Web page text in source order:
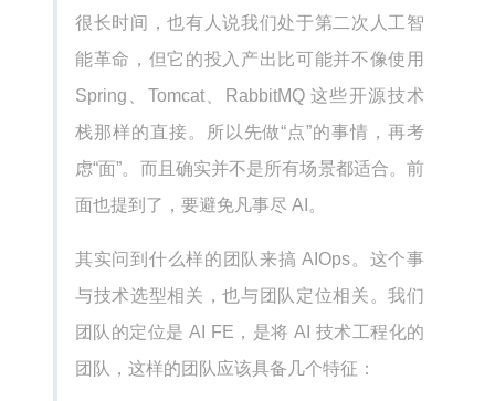
很长时间，也有人说我们处于第二次人工智
能革命，但它的投入产出比可能并不像使用
Spring、Tomcat、RabbitMQ 这些开源技术
栈那样的直接。所以先做“点”的事情，再考
虑“面”。而且确实并不是所有场景都适合。前
面也提到了，要避免凡事尽 AI。
其实问到什么样的团队来搞 AIOps。这个事
与技术选型相关，也与团队定位相关。我们
团队的定位是 AI FE，是将 AI 技术工程化的
团队，这样的团队应该具备几个特征：